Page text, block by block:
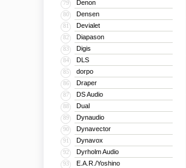
79 Denon
80 Densen
81 Devialet
82 Diapason
83 Digis
84 DLS
85 dorpo
86 Draper
87 DS Audio
88 Dual
89 Dynaudio
90 Dynavector
91 Dynavox
92 Dyrholm Audio
93 E.A.R./Yoshino